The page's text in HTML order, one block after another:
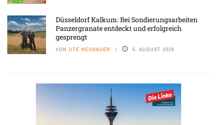
Düsseldorf Kalkum: Bei Sondierungsarbeiten
Panzergranate entdeckt und erfolgreich
gesprengt
VON UTE NEUBAUER 5. AUGUST 2026